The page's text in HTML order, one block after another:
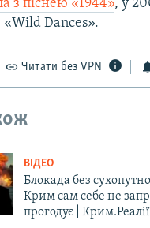
з піснею «1944», у
«Wild Dances».
Читати без VPN
ВІДЕО
Блокада без
Крим сам себе не
прогодує | Крим.Реалії